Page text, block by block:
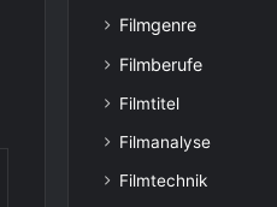
Filmgenre
Filmberufe
Filmtitel
Filmanalyse
Filmtechnik